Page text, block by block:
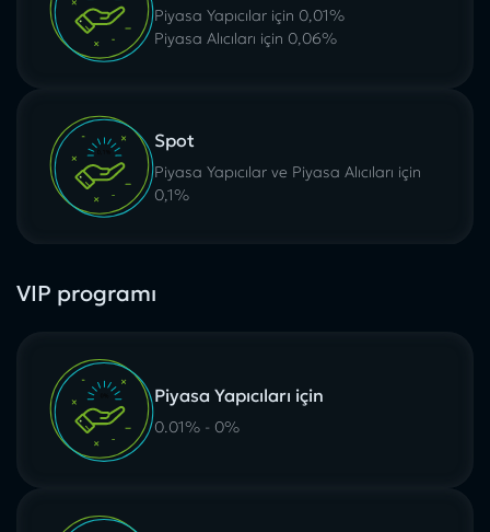
Piyasa Yapıcılar için 0,01%
Piyasa Alıcıları için 0,06%
Spot
Piyasa Yapıcılar ve Piyasa Alıcıları için
0,1%
VIP programı
Piyasa Yapıcıları için
0.01% - 0%